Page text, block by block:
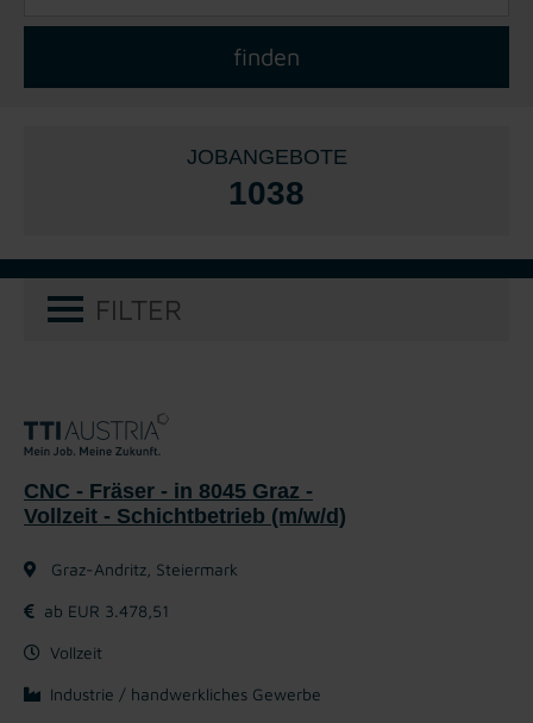
JOBANGEBOTE
1038
FILTER
CNC - Fräser - in 8045 Graz -
Vollzeit - Schichtbetrieb (m/w/d)
Graz-Andritz, Steiermark
ab EUR 3.478,51
Vollzeit
Industrie / handwerkliches Gewerbe